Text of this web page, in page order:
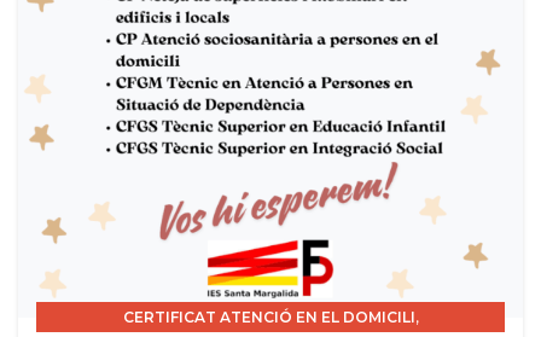
CERTIFICAT ATENCIÓ EN EL DOMICILI,